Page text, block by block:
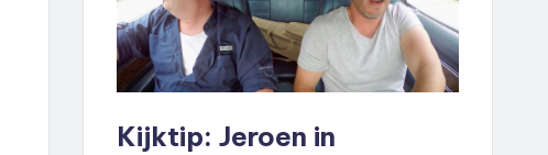
Kijktip: Jeroen in